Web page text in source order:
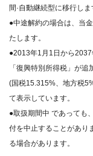
間·自動継続型に移行しま
●中途解約の場合は、当
たします。
●2013年1月1日から
「復興特別所得税」が
(国税15.315%、地方税
て表示しています。
●取扱期間中 であっても
付を中止することがあり
る場合があります。